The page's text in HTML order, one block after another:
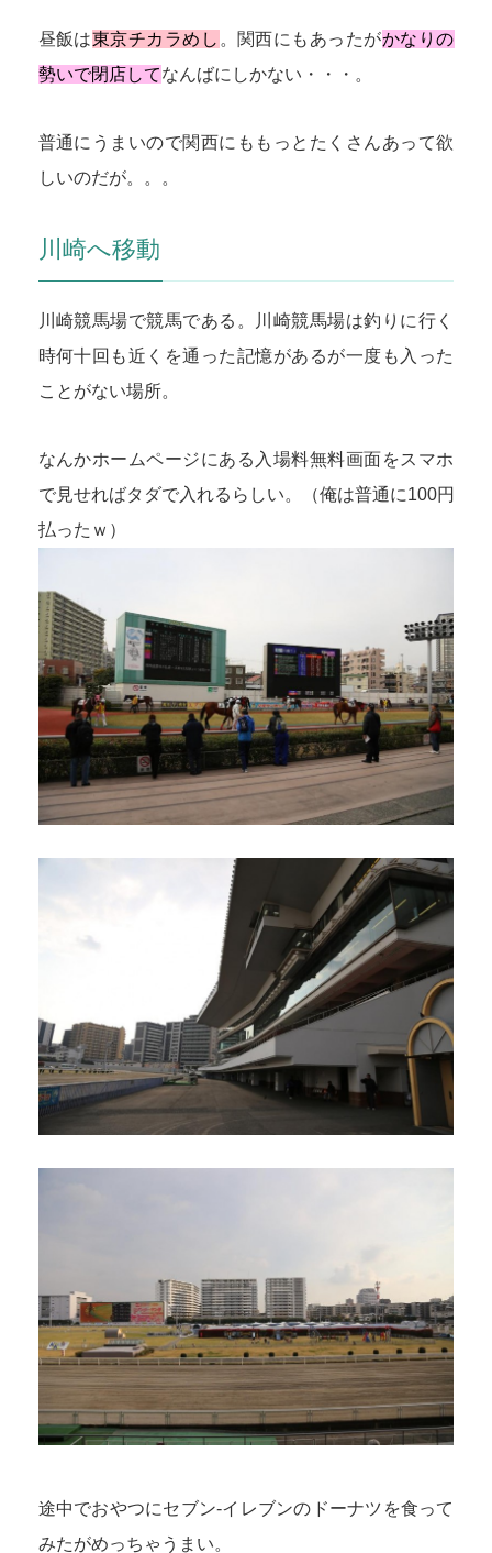
昼飯は東京チカラめし 。関西にもあったがかなりの
勢いで閉店してなんばにしかない・・・。
普通にうまいので関西にももっとたくさんあって欲
しいのだが。。。
川崎へ移動
川崎競馬場で競馬である。川崎競馬場は釣りに行く
時何十回も近くを通った記憶があるが一度も入った
ことがない場所。
なんかホームページにある入場料無料画面をスマホ
で見せればタダで入れるらしい。（俺は普通に100円
払ったｗ）
途中でおやつにセブン-イレブンのドーナツを食って
みたがめっちゃうまい。